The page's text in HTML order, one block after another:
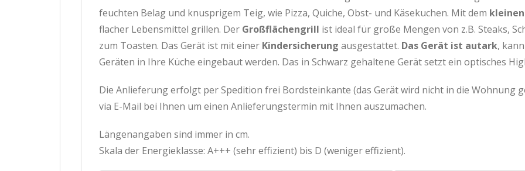
feuchten Belag und knusprigem Teig, wie Pizza, Quiche, Obst- und Käsekuchen. Mit dem
flacher Lebensmittel grillen. Der Großflächengrill ist ideal für große Mengen von z.B. Steaks,
zum Toasten. Das Gerät ist mit einer Kindersicherung ausgestattet. Das Gerät ist autark,
Geräten in Ihre Küche eingebaut werden. Das in Schwarz gehaltene Gerät setzt ein optisches
Die Anlieferung erfolgt per Spedition frei Bordsteinkante (das Gerät wird nicht in die Wohnung
via E-Mail bei Ihnen um einen Anlieferungstermin mit Ihnen auszumachen.
Längenangaben sind immer in cm.
Skala der Energieklasse: A+++ (sehr effizient) bis D (weniger effizient).